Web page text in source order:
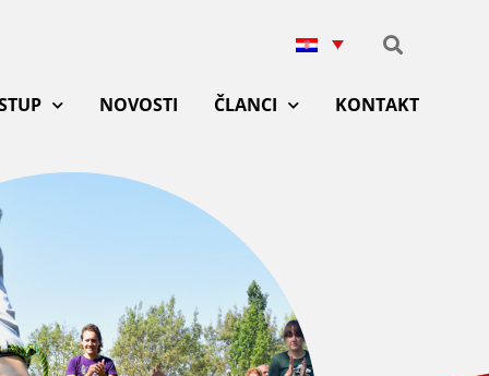
NOVOSTI ČLANCI KONTAKT